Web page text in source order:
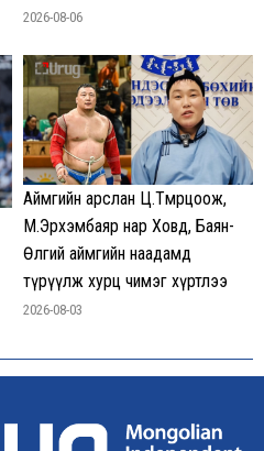
2026-08-06
Аймгийн арслан Ц.Төмөрцоож,
М.Эрхэмбаяр нар Ховд, Баян-
Өлгий аймгийн наадамд
түрүүлж хурц чимэг хүртлээ
2026-08-03